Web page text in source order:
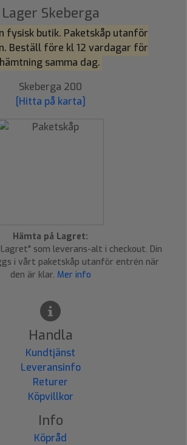
Lager Skeberga
fysisk butik. Paketskåp utanför
Beställ före kl 12 vardagar för
hämtning samma dag.
Skeberga 200
[Hitta på karta]
Hämta på Lagret:
som leverans-alt i checkout. Din
i vårt paketskåp utanför entrén när
den är klar. Mer info
Handla
Kundtjänst
Leveransinfo
Returer
Köpvillkor
Info
Köpråd